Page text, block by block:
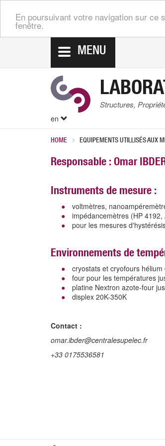
En poursuivant votre navigation sur ce
fenêtre.
MENU
Structures,
en
HOME EQUIPEMENTS UTILLISÉS AUX
Responsable : Omar
Instruments de mesure :
voltmètres,
impédancemètres (HP
pour les mesures
Environnements de
cryostats et cryofours hélium
four pour les températures
platine Nextron azote-four
displex 20K-350K
Contact :
omar.ibder@centralesupelec.fr
+33 0175536581